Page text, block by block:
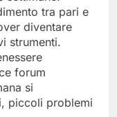
tra pari e
diventare
strumenti.
forum
si
piccoli problemi